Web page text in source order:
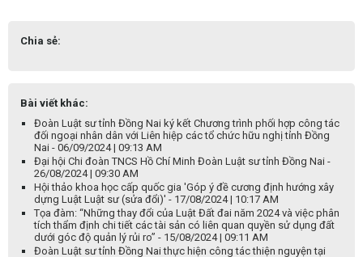
Chia sẻ:
Bài viết khác:
Đoàn Luật sư tỉnh Đồng Nai ký kết Chương trình phối hợp công tác
đối ngoại nhân dân với Liên hiệp các tổ chức hữu nghị tỉnh Đồng
Nai - 06/09/2024 | 09:13 AM
Đại hội Chi đoàn TNCS Hồ Chí Minh Đoàn Luật sư tỉnh Đồng Nai -
26/08/2024 | 09:30 AM
Hội thảo khoa học cấp quốc gia 'Góp ý đề cương định hướng xây
dựng Luật Luật sư (sửa đổi)' - 17/08/2024 | 10:17 AM
Tọa đàm: “Những thay đổi của Luật Đất đai năm 2024 và việc phân
tích thẩm định chi tiết các tài sản có liên quan quyền sử dụng đất
dưới góc độ quản lý rủi ro” - 15/08/2024 | 09:11 AM
Đoàn Luật sư tỉnh Đồng Nai thực hiện công tác thiện nguyện tại